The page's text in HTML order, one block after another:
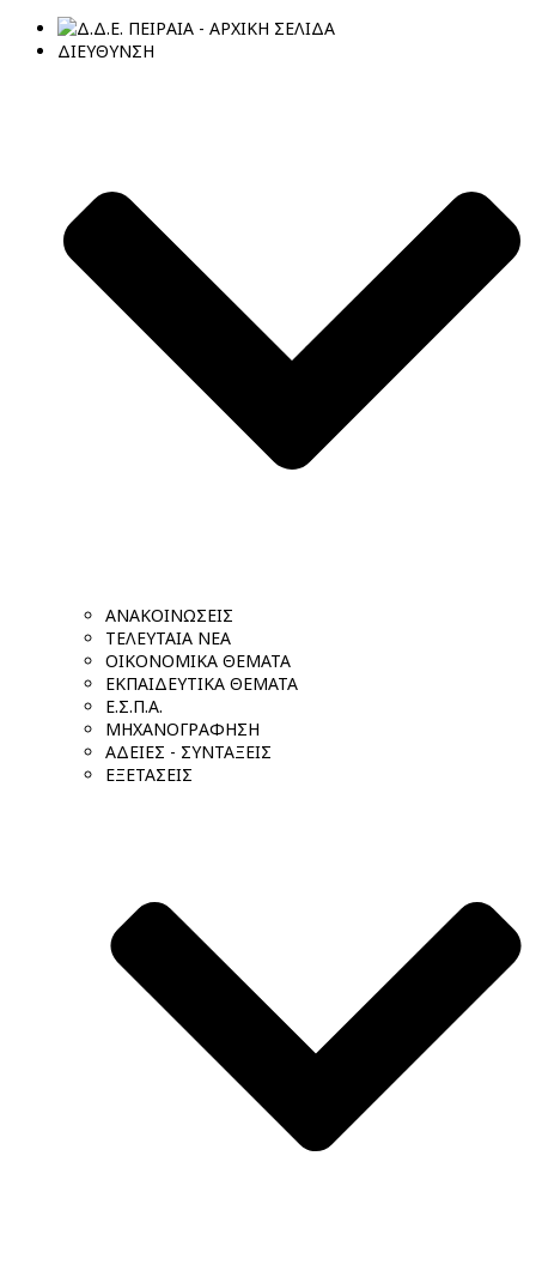
ΔΙΕΥΘΥΝΣΗ
ΑΝΑΚΟΙΝΩΣΕΙΣ
ΤΕΛΕΥΤΑΙΑ ΝΕΑ
ΟΙΚΟΝΟΜΙΚΑ ΘΕΜΑΤΑ
ΕΚΠΑΙΔΕΥΤΙΚΑ ΘΕΜΑΤΑ
Ε.Σ.Π.Α.
ΜΗΧΑΝΟΓΡΑΦΗΣΗ
ΑΔΕΙΕΣ - ΣΥΝΤΑΞΕΙΣ
ΕΞΕΤΑΣΕΙΣ